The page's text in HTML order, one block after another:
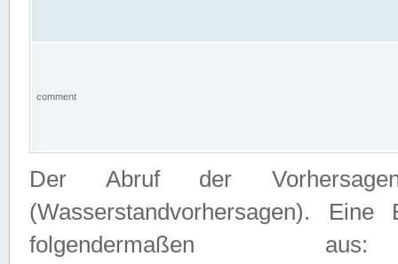
comment
Der Abruf der
(Wasserstandvorhersagen).
folgendermaßen